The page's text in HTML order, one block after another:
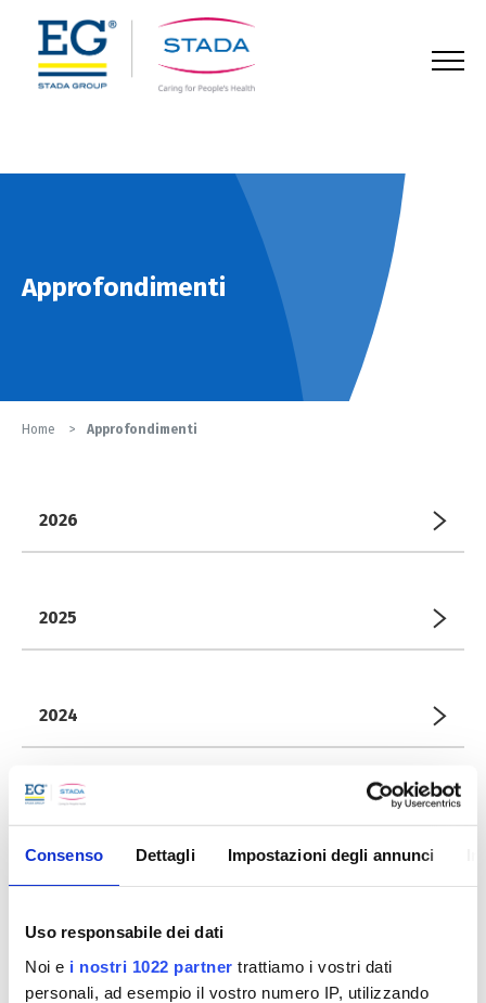
Consenso Dettagli Impostazioni degli annunci
Uso responsabile dei dati
Noi e i nostri 1022 partner trattiamo i vostri dati
personali, ad esempio il vostro numero IP, utilizzando
Approfondimenti
Home Approfondimenti
2026
2025
2024
2023
Giugno
2021